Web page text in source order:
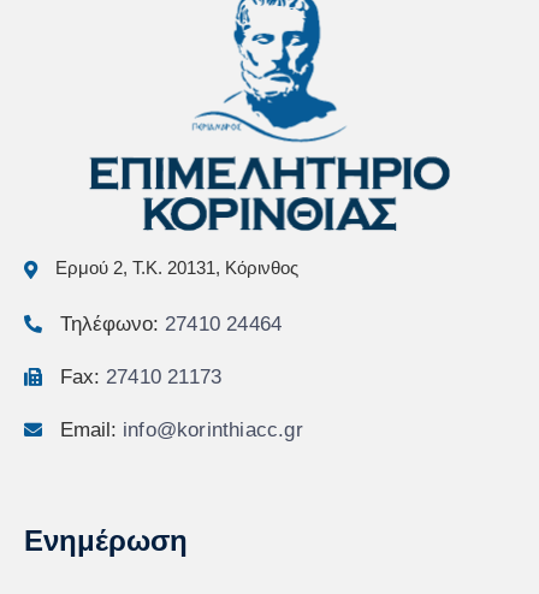
Ερμού 2, Τ.Κ. 20131, Κόρινθος
Τηλέφωνο: 27410 24464
Fax: 27410 21173
Email: info@korinthiacc.gr
Ενημέρωση